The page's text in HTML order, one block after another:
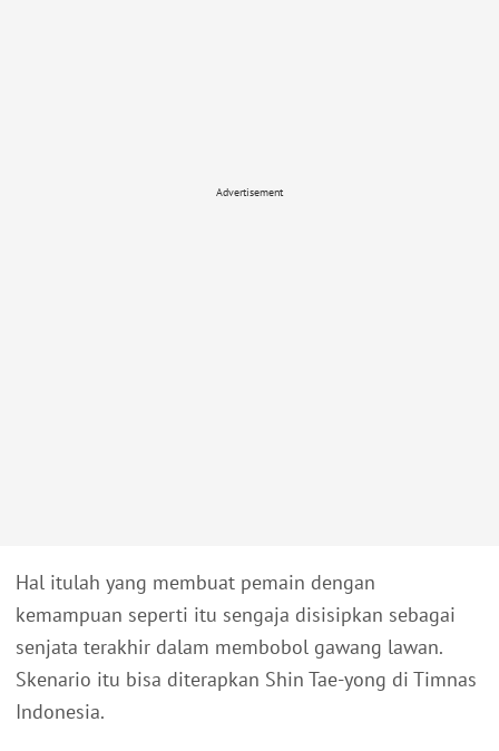
Advertisement
Hal itulah yang membuat pemain dengan
kemampuan seperti itu sengaja disisipkan sebagai
senjata terakhir dalam membobol gawang lawan.
Skenario itu bisa diterapkan Shin Tae-yong di Timnas
Indonesia.